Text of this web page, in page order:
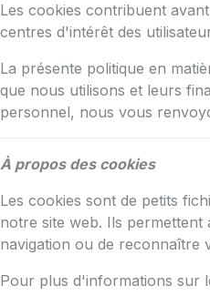
Les cookies contribuent
centres d'intérêt des
La présente politique en
que nous utilisons et leurs
personnel, nous vous
À propos des cookies
Les cookies sont de petits
notre site web. Ils
navigation ou de reconnaître
Pour plus d'informations sur